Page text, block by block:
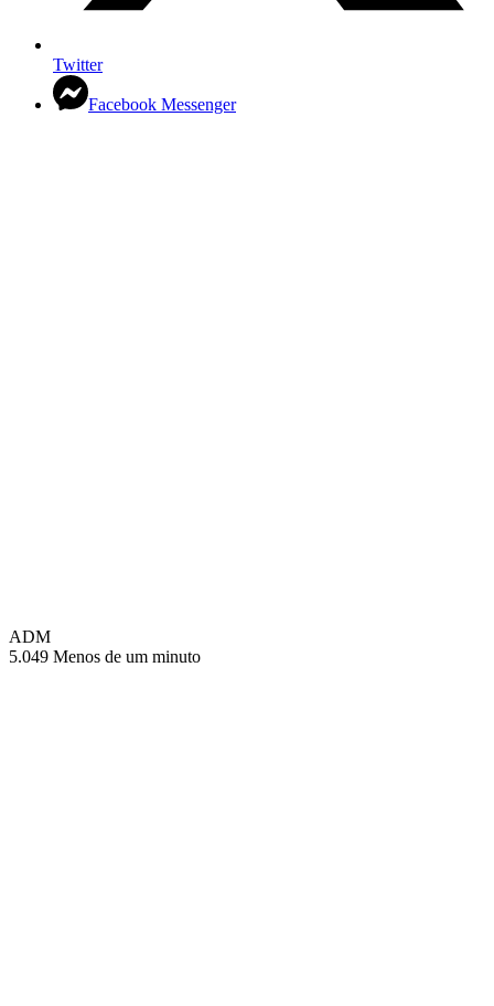
Twitter
Facebook Messenger
ADM
5.049 Menos de um minuto